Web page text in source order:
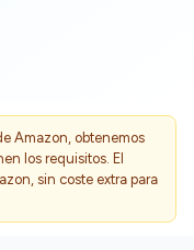
Amazon, obtenemos
los requisitos. El
sin coste extra para